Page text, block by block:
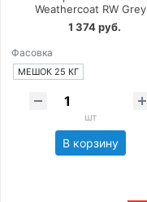
Weathercoat RW Grey
1 374 руб.
Фасовка
МЕШОК 25 КГ
шт
В корзину